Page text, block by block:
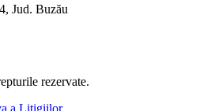
Jud. Buzău
rezervate.